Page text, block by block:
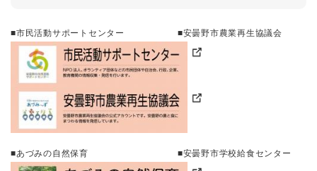
■市民活動サポートセンター ■安曇野市農業再生協議会​
■あづみの自然保育 ■安曇野市学校給食センター​